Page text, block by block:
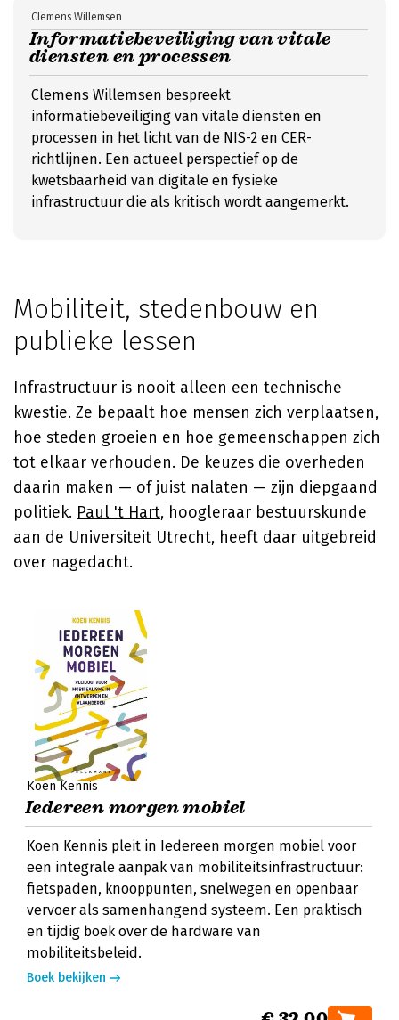
Informatiebeveiliging van vitale
diensten en processen
Clemens Willemsen
Clemens Willemsen bespreekt
informatiebeveiliging van vitale diensten en
processen in het licht van de NIS-2 en CER-
richtlijnen. Een actueel perspectief op de
kwetsbaarheid van digitale en fysieke
infrastructuur die als kritisch wordt aangemerkt.
Mobiliteit, stedenbouw en
publieke lessen
Infrastructuur is nooit alleen een technische
kwestie. Ze bepaalt hoe mensen zich verplaatsen,
hoe steden groeien en hoe gemeenschappen zich
tot elkaar verhouden. De keuzes die overheden
daarin maken — of juist nalaten — zijn diepgaand
politiek. Paul 't Hart, hoogleraar bestuurskunde
aan de Universiteit Utrecht, heeft daar uitgebreid
over nagedacht.
Koen Kennis
Iedereen morgen mobiel
Koen Kennis pleit in Iedereen morgen mobiel voor
een integrale aanpak van mobiliteitsinfrastructuur:
fietspaden, knooppunten, snelwegen en openbaar
vervoer als samenhangend systeem. Een praktisch
en tijdig boek over de hardware van
mobiliteitsbeleid.
Boek bekijken